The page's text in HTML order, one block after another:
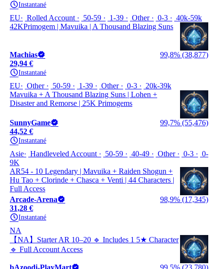
Instantané
EU Rolled Account 50-59 1-39 Other 0-3
40k-59k
42KPrimogem | Mavuika | A Thousand Blazing Suns
Machias
99,8% (38,877)
29,94 €
Instantané
EU Other 50-59 1-39 Other 0-3
20k-39k
Mavuika + A Thousand Blazing Suns | Lohen +
Disaster and Remorse | 25K Primogems
SunnyGame
99,7% (55,476)
44,52 €
Instantané
Asie Handleveled Account 50-59 40-49 Other 0-3
0-
9K
AR54 - 10 Legendary | Mavuika + Raiden Shogun +
Hu Tao + Clorinde + Chasca + Venti | 44 Characters |
Full Access
Arcade-Arena
98,9% (17,345)
31,28 €
Instantané
NA
【NA】Starter AR 10–20 🔹 Includes 1 5★ Character
🔹 Full Account Access
bAzoodi-PlayMart 99,5% (23,780)